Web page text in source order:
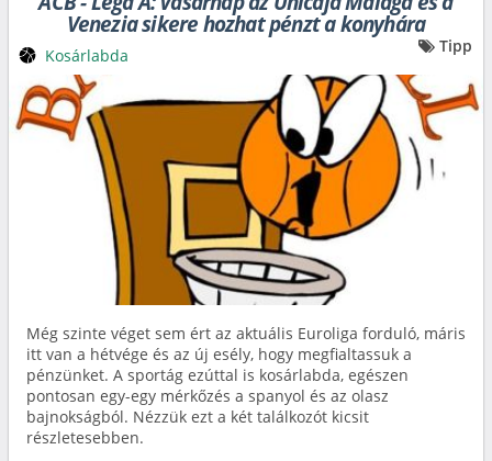
Venezia sikere hozhat pénzt a konyhára
Még szinte véget sem ért az aktuális Euroliga forduló, máris
itt van a hétvége és az új esély, hogy megfialtassuk a
pénzünket. A sportág ezúttal is kosárlabda, egészen
pontosan egy-egy mérkőzés a spanyol és az olasz
bajnokságból. Nézzük ezt a két találkozót kicsit
részletesebben.
Kosárlabda Tipp